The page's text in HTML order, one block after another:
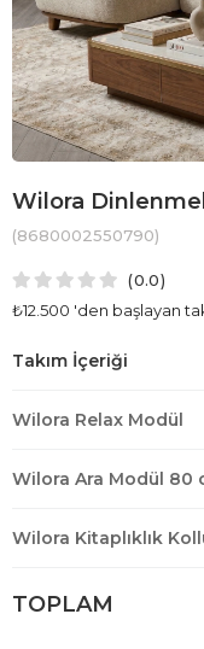
Wilora
(8680002550790)
0.0
₺12.500 'den başlayan
Wilora Relax Modül
Wilora Ara Modül 80
Wilora Kitaplıklık
TOPLAM